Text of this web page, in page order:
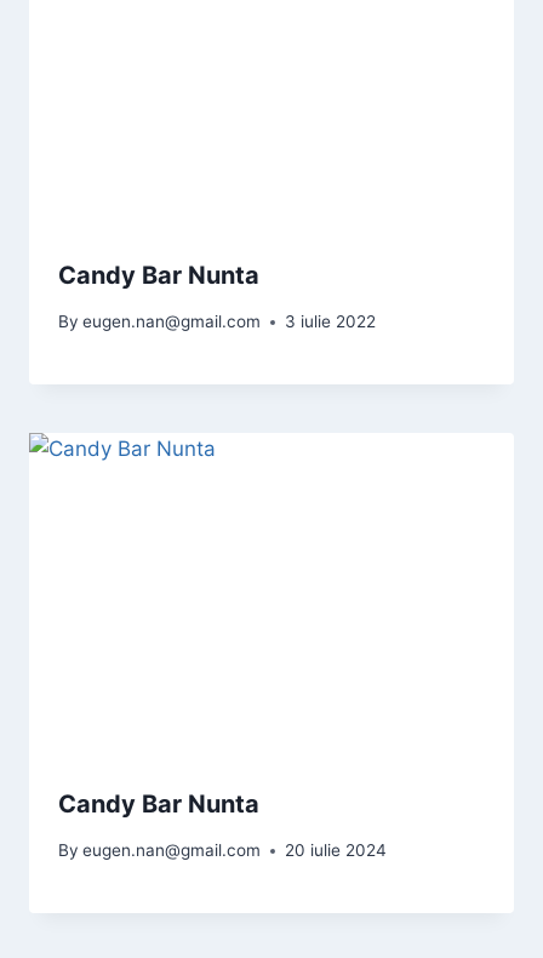
Candy Bar Nunta
By eugen.nan@gmail.com 3 iulie 2022
Candy Bar Nunta
By eugen.nan@gmail.com 20 iulie 2024